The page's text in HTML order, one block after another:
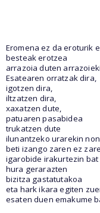
Eromena ez da eroturik
besteak erotzea
arrazoia duten
Esatearen orratzak dira,
igotzen dira,
iltzatzen dira,
xaxatzen dute,
patuaren pasabidea
trukatzen dute
ilunantzeko urarekin non
beti izango zaren ez
igarobide irakurtezin bat
hura gerarazten
bizitza gastatutakoa
eta hark ikara egiten
esaten duen emakume